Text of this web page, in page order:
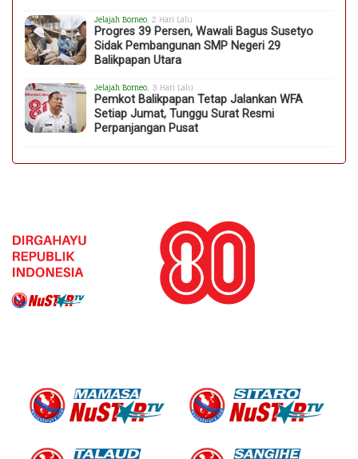
Jelajah Borneo , 2 Hari Lalu
Progres 39 Persen, Wawali Bagus Susetyo
Sidak Pembangunan SMP Negeri 29
Balikpapan Utara
Jelajah Borneo , 3 Hari Lalu
Pemkot Balikpapan Tetap Jalankan WFA
Setiap Jumat, Tunggu Surat Resmi
Perpanjangan Pusat